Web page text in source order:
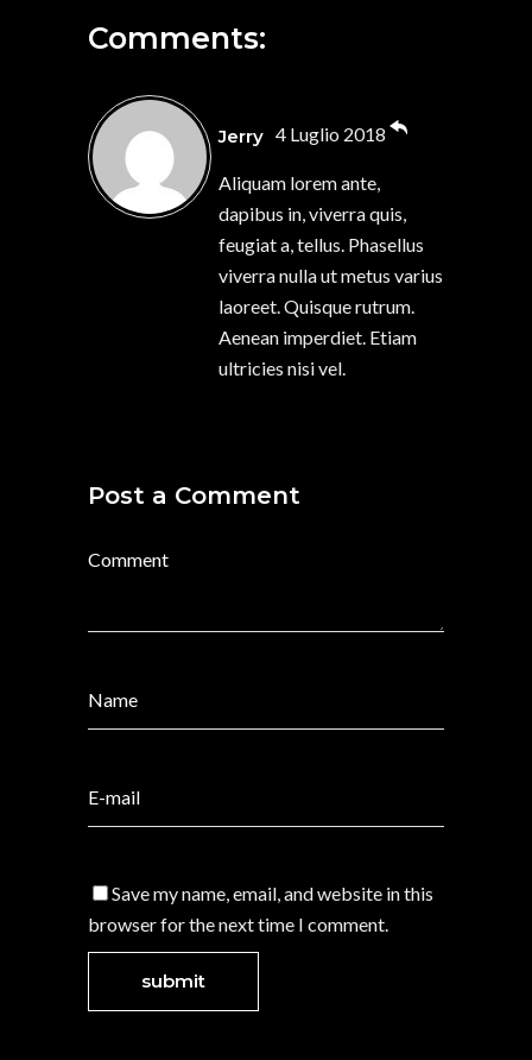
Comments:
Jerry 4 Luglio 2018
Aliquam lorem ante,
dapibus in, viverra quis,
feugiat a, tellus. Phasellus
viverra nulla ut metus varius
laoreet. Quisque rutrum.
Aenean imperdiet. Etiam
ultricies nisi vel.
Post a Comment
Save my name, email, and website in this
browser for the next time I comment.